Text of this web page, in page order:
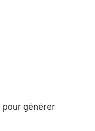
pour générer